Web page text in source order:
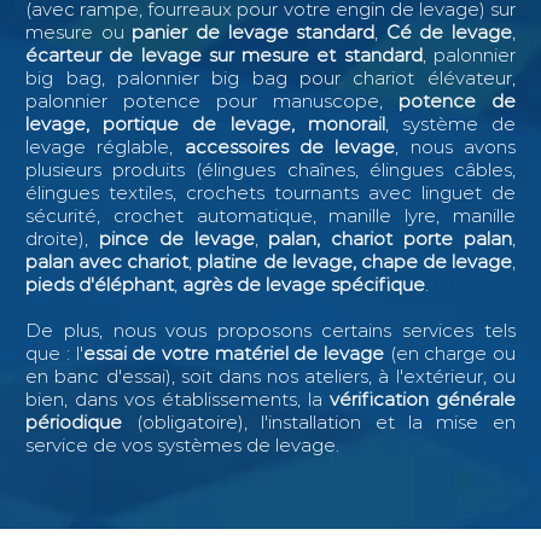
(avec rampe, fourreaux pour votre engin de levage) sur
mesure ou panier de levage standard, Cé de levage,
écarteur de levage sur mesure et standard, palonnier
big bag, palonnier big bag pour chariot élévateur,
palonnier potence pour manuscope, potence de
levage, portique de levage, monorail, système de
levage réglable, accessoires de levage, nous avons
plusieurs produits (élingues chaînes, élingues câbles,
élingues textiles, crochets tournants avec linguet de
sécurité, crochet automatique, manille lyre, manille
droite), pince de levage, palan, chariot porte palan,
palan avec chariot, platine de levage, chape de levage,
pieds d'éléphant, agrès de levage spécifique.
De plus, nous vous proposons certains services tels
que : l'essai de votre matériel de levage (en charge ou
en banc d'essai), soit dans nos ateliers, à l'extérieur, ou
bien, dans vos établissements, la vérification générale
périodique (obligatoire), l'installation et la mise en
service de vos systèmes de levage.